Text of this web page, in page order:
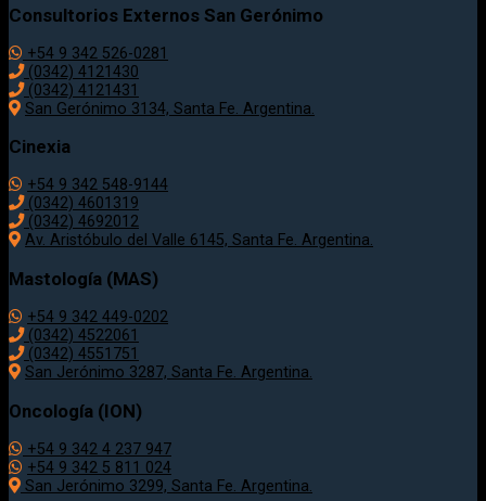
Consultorios Externos San Gerónimo
+54 9 342 526-0281
(0342) 4121430
(0342) 4121431
San Gerónimo 3134, Santa Fe. Argentina.
Cinexia
+54 9 342 548-9144
(0342) 4601319
(0342) 4692012
Av. Aristóbulo del Valle 6145, Santa Fe. Argentina.
Mastología (MAS)
+54 9 342 449-0202
(0342) 4522061
(0342) 4551751
San Jerónimo 3287, Santa Fe. Argentina.
Oncología (ION)
+54 9 342 4 237 947
+54 9 342 5 811 024
San Jerónimo 3299, Santa Fe. Argentina.